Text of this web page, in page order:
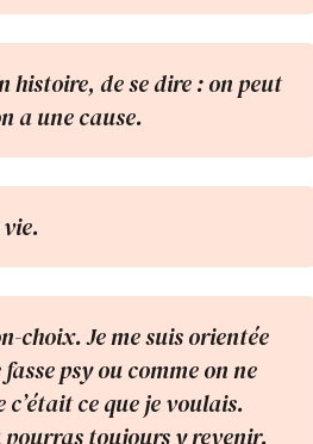
histoire, de se dire : on peut
a une cause.
choix. Je me suis orientée
psy ou comme on ne
c’était ce que je voulais.
pourras toujours y revenir.